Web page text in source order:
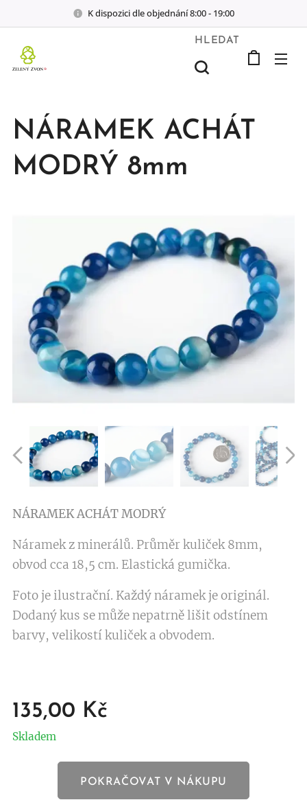
K dispozici dle objednání 8:00 - 19:00
HLEDAT
NÁRAMEK ACHÁT
MODRÝ 8mm
NÁRAMEK ACHÁT MODRÝ
Náramek z minerálů. Průměr kuliček 8mm,
obvod cca 18,5 cm. Elastická gumička.
Foto je ilustrační. Každý náramek je originál.
Dodaný kus se může nepatrně lišit odstínem
barvy, velikostí kuliček a obvodem.
135,00 Kč
Skladem
POKRAČOVAT V NÁKUPU